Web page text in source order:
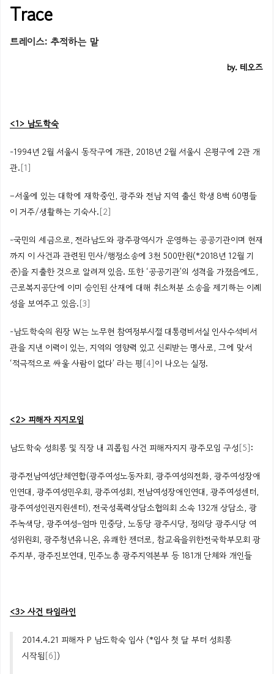
Trace
트레이스: 추적하는 말
by. 테오즈
<1> 남도학숙
-1994년 2월 서울시 동작구에 개관, 2018년 2월 서울시 은평구에 2관 개
관.[1]
–서울에 있는 대학에 재학중인, 광주와 전남지역 출신 학생 8백 60명들
이 거주/생활하는 기숙사.[2]
-국민의 세금으로, 전라남도와 광주광역시가 운영하는 공공기관이며 현재
까지 이 사건과 관련된 민사/행정소송에 3천 500만원(*2018년 12월 기
준)을 지출한 것으로 알려져 있음. 또한 ‘공공기관’의 성격을 가졌음에도,
근로복지공단에 이미 승인된 산재에 대해 취소처분 소송을 제기하는 이례
성을 보여주고 있음.[3]
-남도학숙의 원장 W는 노무현 참여정부시절 대통령비서실 인사수석비서
관을 지낸 이력이 있는, 지역의 영향력 있고 신뢰받는 명사로, 그에 맞서
‘적극적으로 싸울 사람이 없다’ 라는 평 [4]이 나오는 실정.
<2> 피해자 지지모임
남도학숙 성희롱 및 직장 내 괴롭힘 사건 피해자지지 광주모임 구성[5]:
광주전남여성단체연합(광주여성노동자회, 광주여성의전화, 광주여성장애
인연대, 광주여성민우회, 광주여성회, 전남여성장애인연대, 광주여성센터,
광주여성인권지원센터), 전국성폭력상담소협의회 소속 132개 상담소, 광
주녹색당, 광주여성–엄마 민중당, 노동당 광주시당, 정의당 광주시당 여
성위원회, 광주청년유니온, 유쾌한 젠더로, 참교육을위한전국학부모회 광
주지부, 광주진보연대, 민주노총 광주지역본부 등 181개 단체와 개인들
<3> 사건 타임라인
2014.4.21 피해자 P 남도학숙 입사 (*입사 첫 달 부터 성희롱
시작됨[6])